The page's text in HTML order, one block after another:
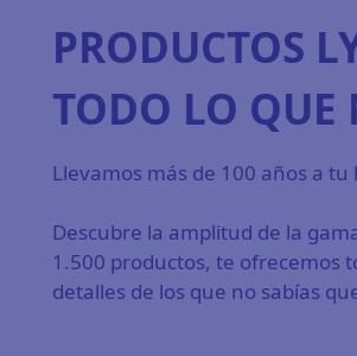
PRODUCTOS
TODO LO QUE
Llevamos más de 100 años a
Descubre la amplitud de la
1.500 productos, te ofrecemos
detalles de los que no sabías